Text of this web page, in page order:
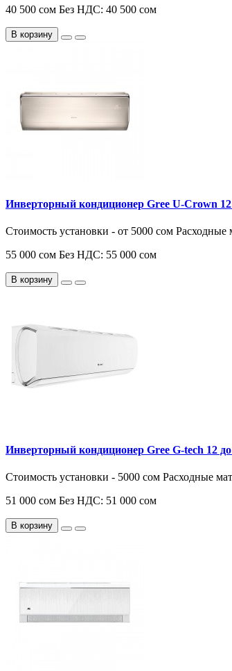
40 500 сом Без НДС: 40 500 сом
В корзину
Инверторный кондиционер Gree U-Crown 12
Стоимость установки - от 5000 сом
55 000 сом Без НДС: 55 000 сом
В корзину
Инверторный кондиционер Gree G-tech 12 до
Стоимость установки - 5000 сом Расходные
51 000 сом Без НДС: 51 000 сом
В корзину